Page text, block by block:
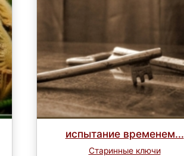
испытание временем...
Старинные ключи